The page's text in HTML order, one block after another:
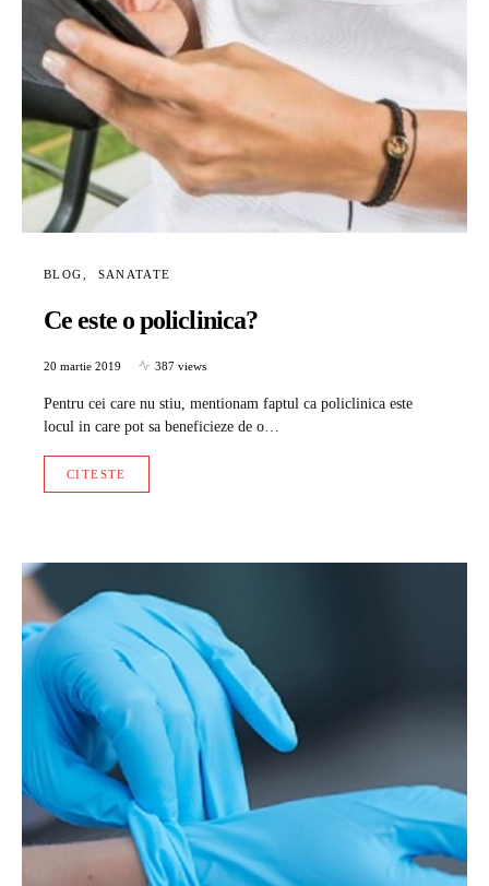
BLOG SANATATE
Ce este o policlinica?
20 martie 2019 387 views
Pentru cei care nu stiu, mentionam faptul ca policlinica este
locul in care pot sa beneficieze de o…
CITESTE